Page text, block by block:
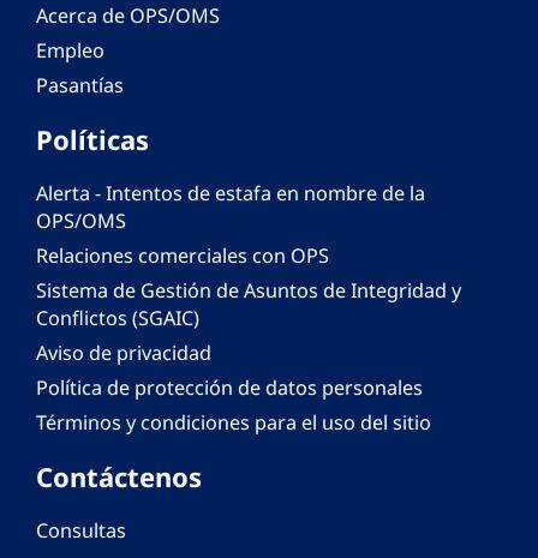
Acerca de OPS/OMS
Empleo
Pasantías
Políticas
Alerta - Intentos de estafa en nombre de la
OPS/OMS
Relaciones comerciales con OPS
Sistema de Gestión de Asuntos de Integridad y
Conflictos (SGAIC)
Aviso de privacidad
Política de protección de datos personales
Términos y condiciones para el uso del sitio
Contáctenos
Consultas